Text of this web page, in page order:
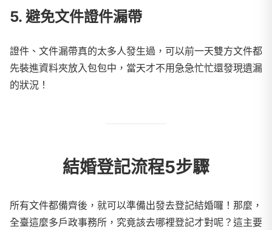
5. 避免文件證件漏帶
證件、文件漏帶真的太多人發生過，可以前一天雙方文件都
先裝進資料夾放入包包中，當天才不用急急忙忙還發現遺漏
的狀況！
結婚登記流程5步驟
所有文件都備齊後，就可以準備出發去登記結婚囉！那麼，
全臺這麼多戶政事務所，究竟該去哪裡登記才對呢？這主要